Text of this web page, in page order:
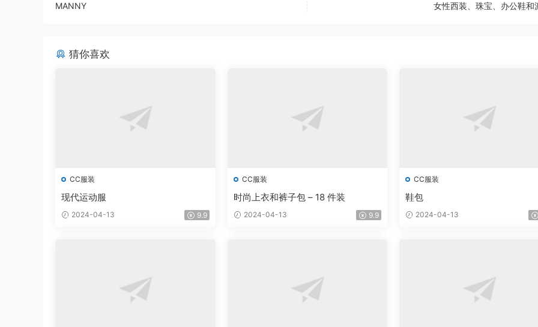
MANNY 女性西装、珠宝、办公鞋和
猜你喜欢
CC服装
现代运动服
2024-04-13 9.9
CC服装
时尚上衣和裤子包 – 18 件装
2024-04-13 9.9
CC服装
鞋包
2024-04-13